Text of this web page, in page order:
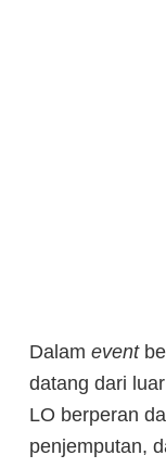
Dalam event
datang dari
LO berperan
penjemputan,